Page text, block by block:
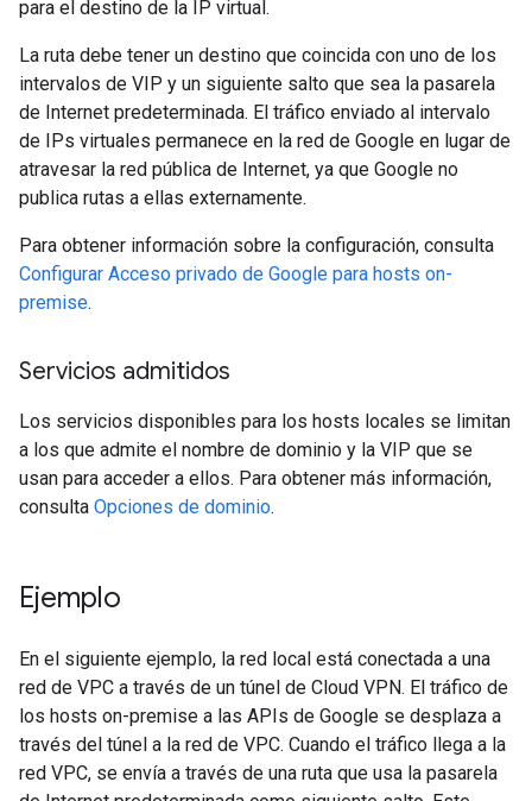
para el destino de la IP virtual.
La ruta debe tener un destino que coincida con uno de los
intervalos de VIP y un siguiente salto que sea la pasarela
de Internet predeterminada. El tráfico enviado al intervalo
de IPs virtuales permanece en la red de Google en lugar de
atravesar la red pública de Internet, ya que Google no
publica rutas a ellas externamente.
Para obtener información sobre la configuración, consulta
Configurar Acceso privado de Google para hosts on-
premise.
Servicios admitidos
Los servicios disponibles para los hosts locales se limitan
a los que admite el nombre de dominio y la VIP que se
usan para acceder a ellos. Para obtener más información,
consulta Opciones de dominio.
Ejemplo
En el siguiente ejemplo, la red local está conectada a una
red de VPC a través de un túnel de Cloud VPN. El tráfico de
los hosts on-premise a las APIs de Google se desplaza a
través del túnel a la red de VPC. Cuando el tráfico llega a la
red VPC, se envía a través de una ruta que usa la pasarela